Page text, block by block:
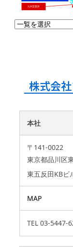
九州営業所
株式会
本社
〒141-0022
東京都品川区
東五反田KBビ
MAP
TEL 03-5447-